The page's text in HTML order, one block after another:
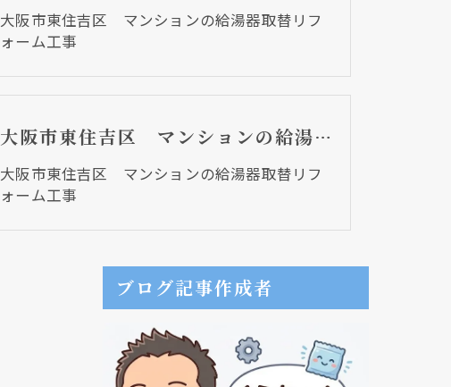
大阪市東住吉区 マンションの給湯器取替リフ
ォーム工事
大阪市東住吉区 マンションの給湯器取替リフォーム工事
大阪市東住吉区 マンションの給湯器取替リフ
ォーム工事
ブログ記事作成者